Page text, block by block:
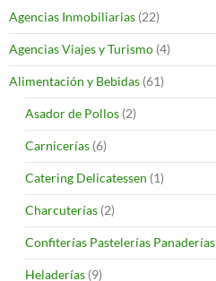
Agencias Inmobiliarias (22)
Agencias Viajes y Turismo (4)
Alimentación y Bebidas (61)
Asador de Pollos (2)
Carnicerías (6)
Catering Delicatessen (1)
Charcuterías (2)
Confiterías Pastelerías Panaderías
Heladerías (9)